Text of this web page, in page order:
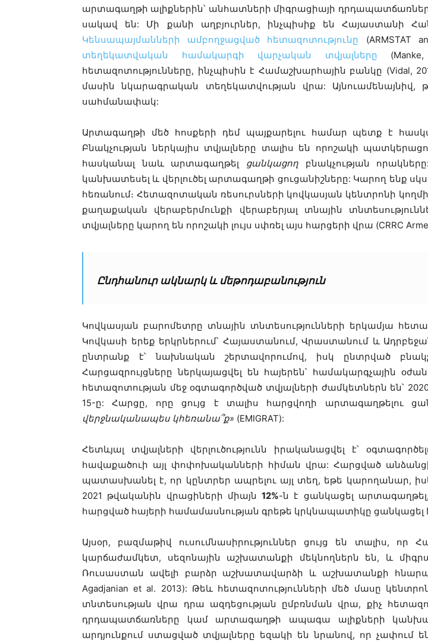
արտագաղթի ալիքներին՝ անհատների միգրացիայի
սակավ են: Մի քանի աղբյուրներ, ինչպիսիք են Հայաստանի
Կենսապայմանների ամբողջացված հետազոտությունը (ARMSTAT
տեղեկատվական համակարգի վարչական տվյալները
հետազոտությունները, ինչպիսին է Համաշխարհային բանկը (Vidal,
մասին նկարագրական տեղեկատվության վրա: Այնուամենայնիվ,
սահմանափակ:
Արտագաղթի մեծ հոսքերի դեմ պայքարելու համար պետք է
Բնակչության ներկայիս տվյալները տալիս են որոշակի
հասկանալ նաև արտագաղթել ցանկացող բնակչության
կանխատեսել և վերլուծել արտագաղթի ցուցանիշները: Կարող ենք
հեռանում։ Հետազոտական ռեսուրսների կովկասյան կենտրոնի
քաղաքական վերաբերմունքի վերաբերյալ տնային
տվյալները կարող են որոշակի լույս սփռել այս հարցերի վրա (CRRC
Ընդհանուր ակնարկ և մեթոդաբանություն
Կովկասյան բարոմետրը տնային տնտեսությունների երկամյա
Կովկասի երեք երկրներում՝ Հայաստանում, Վրաստանում և
ընտրանք է՝ նախնական շերտավորումով, իսկ ընտրված
Հարցազրույցները ներկայացվել են հայերեն՝ համակարգչային
հետազոտության մեջ օգտագործված տվյալների ժամկետներն են՝
15-ը: Հարցը, որը ցույց է տալիս հարցվողի արտագաղթելու
վերջնականապես կհեռանա՞ք» (EMIGRAT):
Հետևյալ տվյալների վերլուծությունն իրականացվել է՝
հավաքածուի այլ փոփոխականների հիման վրա: Հարցված
պատասխանել է, որ կընտրեր ապրելու այլ տեղ, եթե կարողանար,
2021 թվականին վրացիների միայն12%-ն է ցանկացել արտագաղթել,
հարցված հայերի համամասնության գրեթե կրկնապատիկը ցանկացել
Այսօր, բազմաթիվ ուսումնասիրություններ ցույց են տալիս,
կարճաժամկետ, սեզոնային աշխատանքի մեկնողներն են, և
Ռուսաստան ավելի բարձր աշխատավարձի և աշխատանքի
Agadjanian et al. 2013): Թեև հետազոտությունների մեծ մասը
տնտեսության վրա դրա ազդեցության ըմբռնման վրա, քիչ
դրդապատճառները կամ արտագաղթի ապագա ալիքների
արդյունքում ստացված տվյալները եզակի են նրանով, որ չափում են